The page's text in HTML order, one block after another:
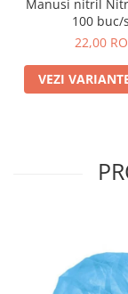
Manusi nitril
100 buc/
22,00
VEZI